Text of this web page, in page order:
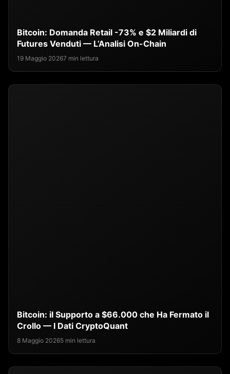
Bitcoin: Domanda Retail -73% e $2 Miliardi di
Futures Venduti — L’Analisi On-Chain
19 Maggio 20267 min lettura
Bitcoin: il Supporto a $66.000 che Ha Fermato il
Crollo — I Dati CryptoQuant
8 Maggio 20265 min lettura